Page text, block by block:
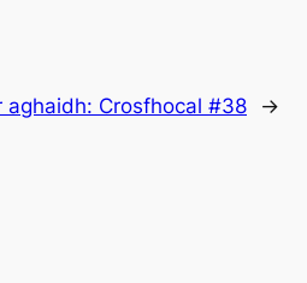
aghaidh: Crosfhocal #38 →